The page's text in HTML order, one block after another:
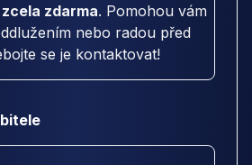
zcela zdarma. Pomohou vám
nebo radou před
se je kontaktovat!